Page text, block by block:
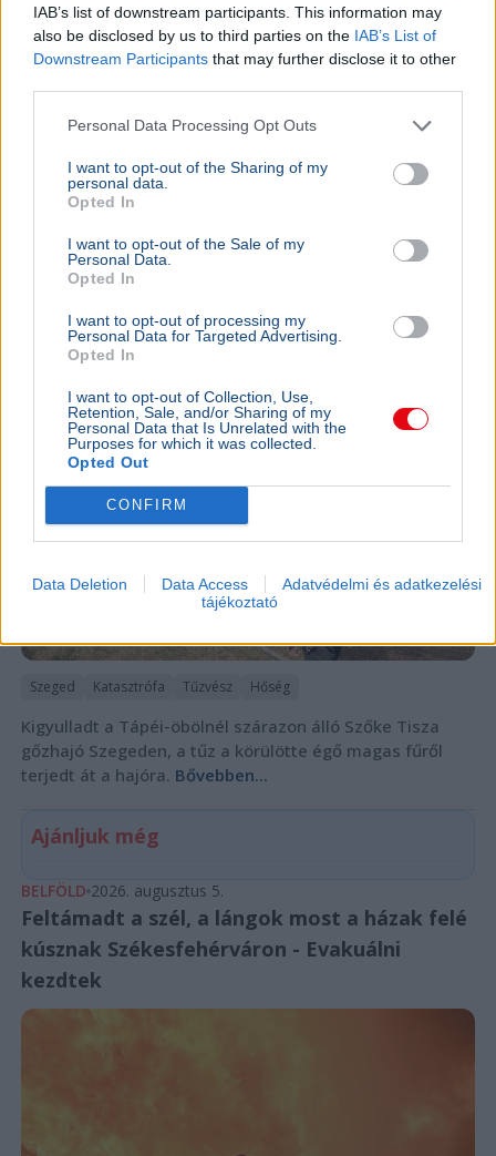
IAB’s list of downstream participants. This information may
also be disclosed by us to third parties on the IAB’s List of
Downstream Participants that may further disclose it to other
Personal Data Processing Opt Outs
I want to opt-out of the Sharing of my
personal data.
Opted In
I want to opt-out of the Sale of my
Personal Data.
Opted In
I want to opt-out of processing my
Personal Data for Targeted Advertising.
Opted In
I want to opt-out of Collection, Use,
Retention, Sale, and/or Sharing of my
Personal Data that Is Unrelated with the
Purposes for which it was collected.
Opted Out
CONFIRM
Data Deletion Data Access
Adatvédelmi és adatkezelési
tájékoztató
BELFÖLD
Összeomlás szélén a víziközmű-rendszer:
A teljes éves bevételt a csövek
cseréjére kellene költeni
A magyar víziközmű-hálózat közel 80 százaléka
pedig exponenciálisan nő. Kovács Károly szerint a
rezsicsökk...
Kigyulladt a szárazra vontatott Szőke Tisza
gőzhajó Szegeden
Szeged Katasztrófa Tűzvész Hőség
Kigyulladt a Tápéi-öbölnél szárazon álló Szőke Tisza
gőzhajó Szegeden, a tűz a körülötte égő magas fűről
terjedt át a hajóra. Bővebben...
Ajánljuk még
BELFÖLD 2026. augusztus 5.
Feltámadt a szél, a lángok most a házak felé
kúsznak Székesfehérváron - Evakuálni
kezdtek